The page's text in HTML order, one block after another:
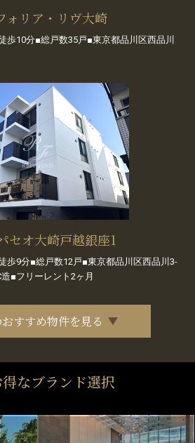
ォリア・リヴ大崎
歩10分■総戸数35戸■東京都品川区西品川
セオ大崎戸越銀座1
歩9分■総戸数12戸■東京都品川区西品川3-
■フリーレント2ヶ月
すすめ物件を見る
なブランド選択